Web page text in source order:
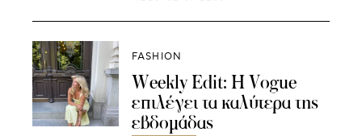
FASHION
Weekly Edit: Η Vogue
επιλέγει τα καλύτερα της
εβδομάδας